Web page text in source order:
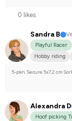
0 likes
Sandra B
Playful Racer
Hobby riding
5-pkn. Secure 5x7,2 cm
Alexandra D
Hoof picking